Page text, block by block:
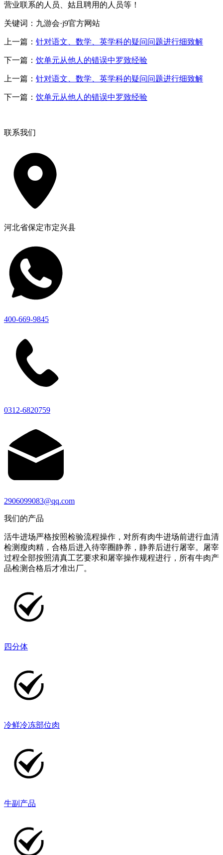
营业联系的人员、姑且聘用的人员等！
关键词：九游会·j9官方网站
上一篇： 针对语文、数学、英学科的疑问问题进行细致解
下一篇： 饮单元从他人的错误中罗致经验
上一篇： 针对语文、数学、英学科的疑问问题进行细致解
下一篇： 饮单元从他人的错误中罗致经验
联系我们
河北省保定市定兴县
400-669-9845
0312-6820759
2906099083@qq.com
我们的产品
活牛进场严格按照检验流程操作，对所有肉牛进场前进行血清
检测瘦肉精，合格后进入待宰圈静养，静养后进行屠宰。屠宰
过程全部按照清真工艺要求和屠宰操作规程进行，所有牛肉产
品检测合格后才准出厂。
四分体
冷鲜冷冻部位肉
牛副产品